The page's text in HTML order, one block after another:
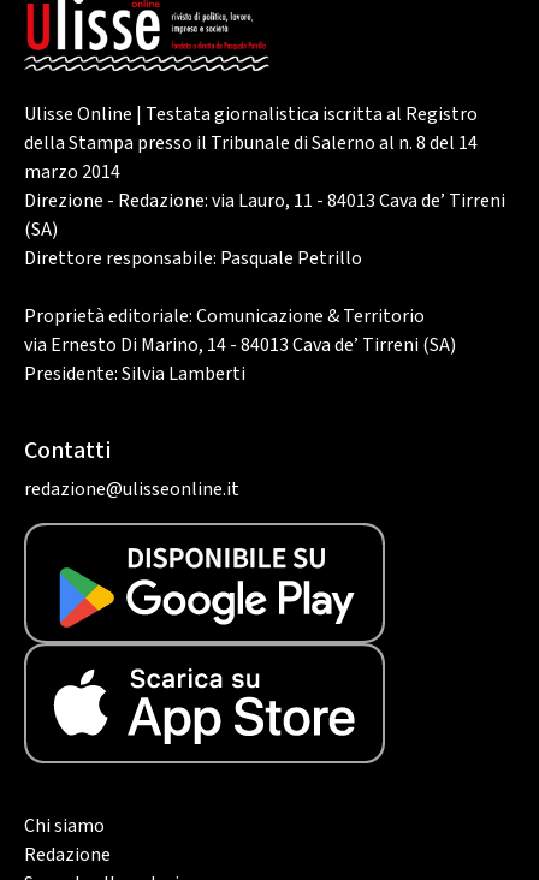
Ulisse Online | Testata giornalistica iscritta al Registro
della Stampa presso il Tribunale di Salerno al n. 8 del 14
marzo 2014
Direzione - Redazione: via Lauro, 11 - 84013 Cava de’ Tirreni
(SA)
Direttore responsabile: Pasquale Petrillo
Proprietà editoriale: Comunicazione & Territorio
via Ernesto Di Marino, 14 - 84013 Cava de’ Tirreni (SA)
Presidente: Silvia Lamberti
Contatti
redazione@ulisseonline.it
Chi siamo
Redazione